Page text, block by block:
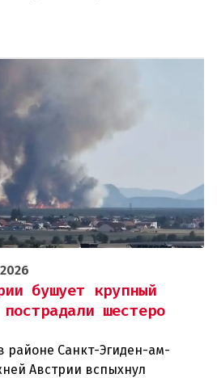
которое продо
бушует крупный
шестеро
районе Санкт-Эгиден-ам-
Австрии вспыхнул